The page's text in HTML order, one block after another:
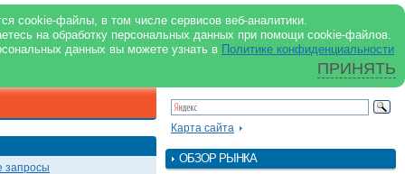
cookie-файлы, в том числе сервисов веб-аналитики.
на обработку персональных данных при помощи cookie-файлов.
данных вы можете узнать в Политике конфиденциальности
ПРИНЯТЬ
support@milkbranch.ru
О портале
Реклама в журнале
Реклама на портале
Архив номеров
запросы
Карта сайта
ОБЗОР РЫНКА